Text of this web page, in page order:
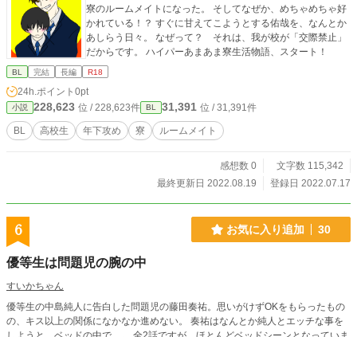
寮のルームメイトになった。 そしてなぜか、めちゃめちゃ好
かれている！？ すぐに甘えてこようとする佑哉を、なんとか
あしらう日々。 なぜって？ それは、我が校が「交際禁止」
だからです。 ハイパーあまあま寮生活物語、スタート！
BL 完結 長編 R18
24h.ポイント 0pt
小説 228,623 位 / 228,623件 BL 31,391 位 / 31,391件
BL 高校生 年下攻め 寮 ルームメイト
感想数 0
文字数 115,342
最終更新日 2022.08.19
登録日 2022.07.17
6 お気に入り追加 30
優等生は問題児の腕の中
すいかちゃん
優等生の中島純人に告白した問題児の藤田奏祐。思いがけずOKをもらったもの
の、キス以上の関係になかなか進めない。 奏祐はなんとか純人とエッチな事を